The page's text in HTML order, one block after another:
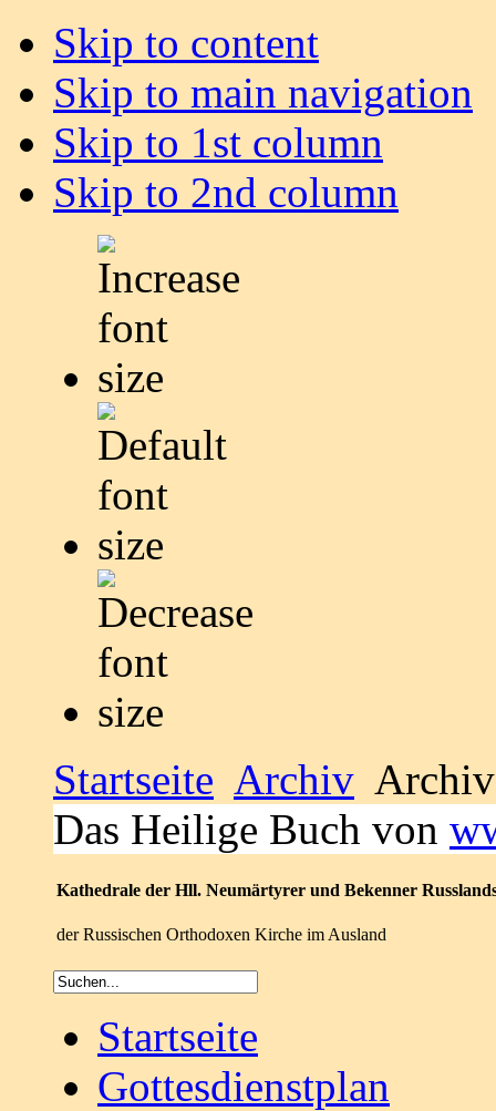
Skip to content
Skip to main navigation
Skip to 1st column
Skip to 2nd column
Startseite Archiv Archiv
Das Heilige Buch von
Kathedrale der Hll. Neumärtyrer und Bekenner
der Russischen Orthodoxen Kirche im Ausland
Startseite
Gottesdienstplan